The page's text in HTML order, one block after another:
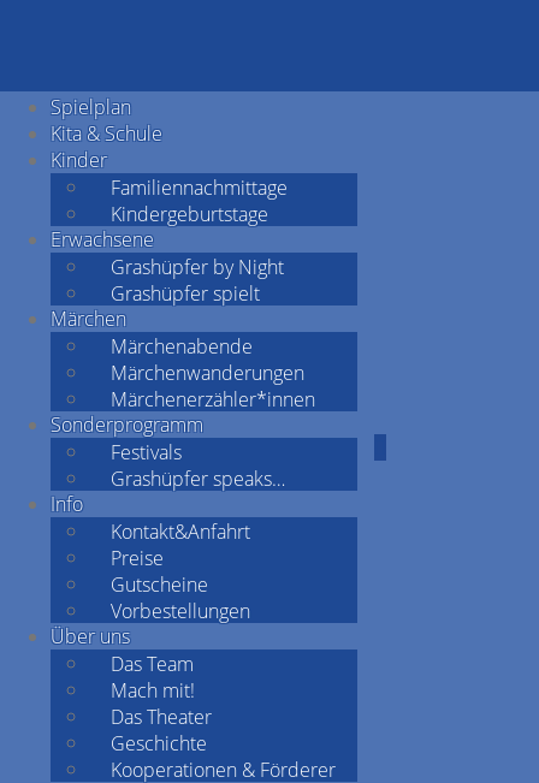
Spielplan
Kita & Schule
Kinder
Familiennachmittage
Kindergeburtstage
Erwachsene
Grashüpfer by Night
Grashüpfer spielt
Märchen
Märchenabende
Märchenwanderungen
Märchenerzähler*innen
Sonderprogramm
Festivals
Grashüpfer speaks…
Info
Kontakt&Anfahrt
Preise
Gutscheine
Vorbestellungen
Über uns
Das Team
Mach mit!
Das Theater
Geschichte
Kooperationen & Förderer